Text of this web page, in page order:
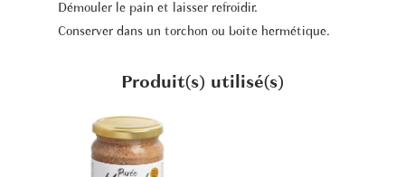
Démouler le pain et laisser refroidir.
Conserver dans un torchon ou boite hermétique.
Produit(s) utilisé(s)